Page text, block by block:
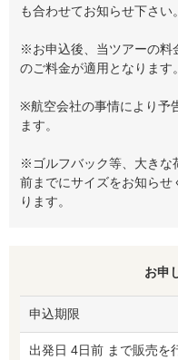
も合わせてお知らせ下さい。
※お申込後、当ツアーの料
のご料金が適用となります。
※航空会社の事情により予
ます。
※ゴルフバック等、大きな
前までにサイズをお知ら
ります。
お申
申込期限
出発日 4日前 まで販売を